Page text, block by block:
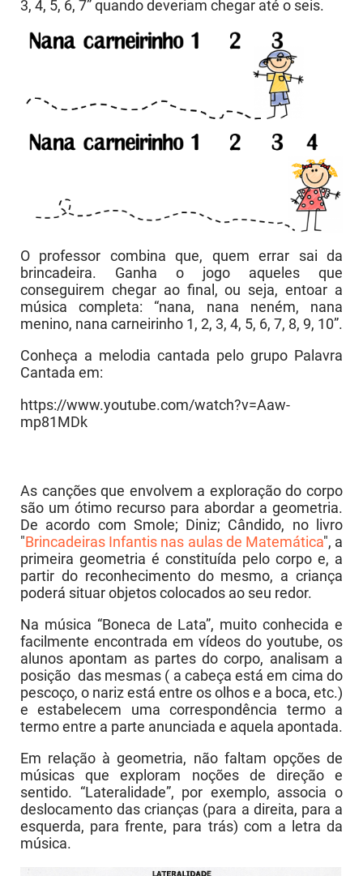
3, 4, 5, 6, 7” quando deveriam chegar até o seis.
O professor combina que, quem errar sai da
brincadeira. Ganha o jogo aqueles que
conseguirem chegar ao final, ou seja, entoar a
música completa: “nana, nana neném, nana
menino, nana carneirinho 1, 2, 3, 4, 5, 6, 7, 8, 9, 10”.
Conheça a melodia cantada pelo grupo Palavra
Cantada em:
https://www.youtube.com/watch?v=Aaw-
mp81MDk
As canções que envolvem a exploração do corpo
são um ótimo recurso para abordar a geometria.
De acordo com Smole; Diniz; Cândido, no livro
"Brincadeiras Infantis nas aulas de Matemática", a
primeira geometria é constituída pelo corpo e, a
partir do reconhecimento do mesmo, a criança
poderá situar objetos colocados ao seu redor.
Na música “Boneca de Lata”, muito conhecida e
facilmente encontrada em vídeos do youtube, os
alunos apontam as partes do corpo, analisam a
posição das mesmas ( a cabeça está em cima do
pescoço, o nariz está entre os olhos e a boca, etc.)
e estabelecem uma correspondência termo a
termo entre a parte anunciada e aquela apontada.
Em relação à geometria, não faltam opções de
músicas que exploram noções de direção e
sentido. “Lateralidade”, por exemplo, associa o
deslocamento das crianças (para a direita, para a
esquerda, para frente, para trás) com a letra da
música.